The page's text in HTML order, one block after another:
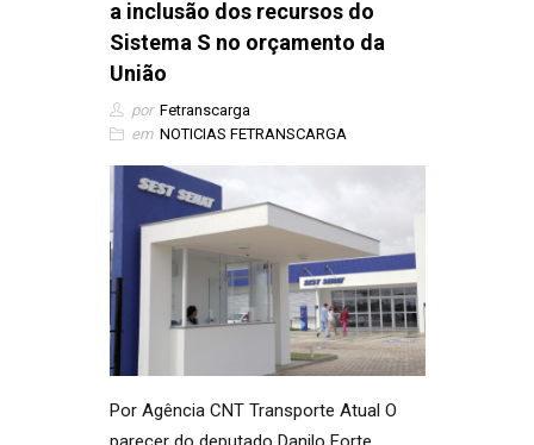
a inclusão dos recursos do
Sistema S no orçamento da
União
por Fetranscarga
em NOTICIAS FETRANSCARGA
Por Agência CNT Transporte Atual O